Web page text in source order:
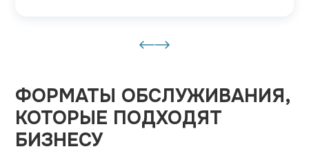
ФОРМАТЫ ОБСЛУЖИВАНИЯ,
КОТОРЫЕ ПОДХОДЯТ
БИЗНЕСУ